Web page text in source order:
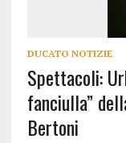
DUCATO NOTIZIE
Spettacoli:
fanciulla”
Bertoni